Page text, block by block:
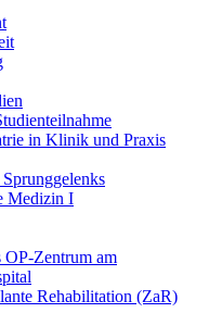
in Klinik und Praxis
Medizin I
OP-Zentrum am
Rehabilitation (ZaR)